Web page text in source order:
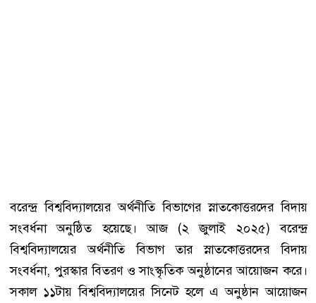
বরেন্দ্র বিশ্ববিদ্যালয়ের অর্থনীতি বিভাগের স্নাতকোত্তরদের বিদায়
সংবর্ধনা অনুষ্ঠিত হয়েছে। আজ (২ জুলাই ২০২৫) বরেন্দ্র
বিশ্ববিদ্যালয়ের অর্থনীতি বিভাগ তার স্নাতকোত্তরদের বিদায়
সংবর্ধনা, পুরস্কার বিতরণ ও সাংস্কৃতিক অনুষ্ঠানের আয়োজন করে।
সকাল ১১টায় বিশ্ববিদ্যালয়ের সিনেট হলে এ অনুষ্ঠান আয়োজন